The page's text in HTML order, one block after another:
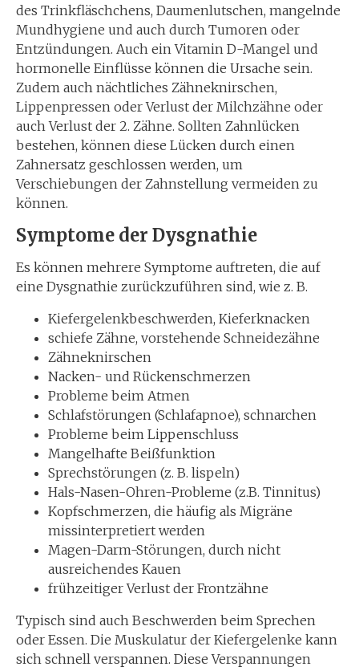
des Trinkfläschchens, Daumenlutschen, mangelnde
Mundhygiene und auch durch Tumoren oder
Entzündungen. Auch ein Vitamin D-Mangel und
hormonelle Einflüsse können die Ursache sein.
Zudem auch nächtliches Zähneknirschen,
Lippenpressen oder Verlust der Milchzähne oder
auch Verlust der 2. Zähne. Sollten Zahnlücken
bestehen, können diese Lücken durch einen
Zahnersatz geschlossen werden, um
Verschiebungen der Zahnstellung vermeiden zu
können.
Symptome der Dysgnathie
Es können mehrere Symptome auftreten, die auf
eine Dysgnathie zurückzuführen sind, wie z. B.
Kiefergelenkbeschwerden, Kieferknacken
schiefe Zähne, vorstehende Schneidezähne
Zähneknirschen
Nacken- und Rückenschmerzen
Probleme beim Atmen
Schlafstörungen (Schlafapnoe), schnarchen
Probleme beim Lippenschluss
Mangelhafte Beißfunktion
Sprechstörungen (z. B. lispeln)
Hals-Nasen-Ohren-Probleme (z.B. Tinnitus)
Kopfschmerzen, die häufig als Migräne
missinterpretiert werden
Magen-Darm-Störungen, durch nicht
ausreichendes Kauen
frühzeitiger Verlust der Frontzähne
Typisch sind auch Beschwerden beim Sprechen
oder Essen. Die Muskulatur der Kiefergelenke kann
sich schnell verspannen. Diese Verspannungen